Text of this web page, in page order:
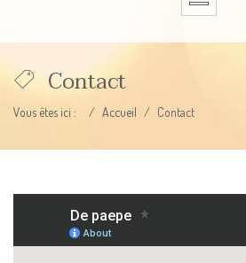
Contact
Vous êtes ici : Accueil Contact